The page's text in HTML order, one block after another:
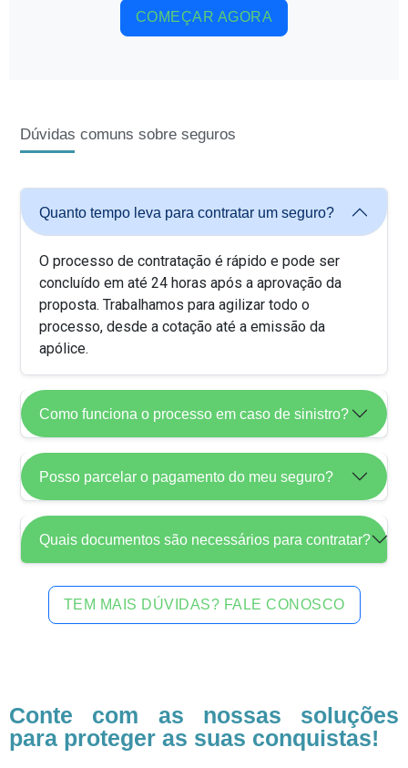
COMEÇAR AGORA
Dúvidas comuns sobre seguros
Quanto tempo leva para contratar um seguro?
O processo de contratação é rápido e pode ser
concluído em até 24 horas após a aprovação da
proposta. Trabalhamos para agilizar todo o
processo, desde a cotação até a emissão da
apólice.
Como funciona o processo em caso de sinistro?
Posso parcelar o pagamento do meu seguro?
Quais documentos são necessários para contratar?
TEM MAIS DÚVIDAS? FALE CONOSCO
Conte com as nossas soluções
para proteger as suas conquistas!